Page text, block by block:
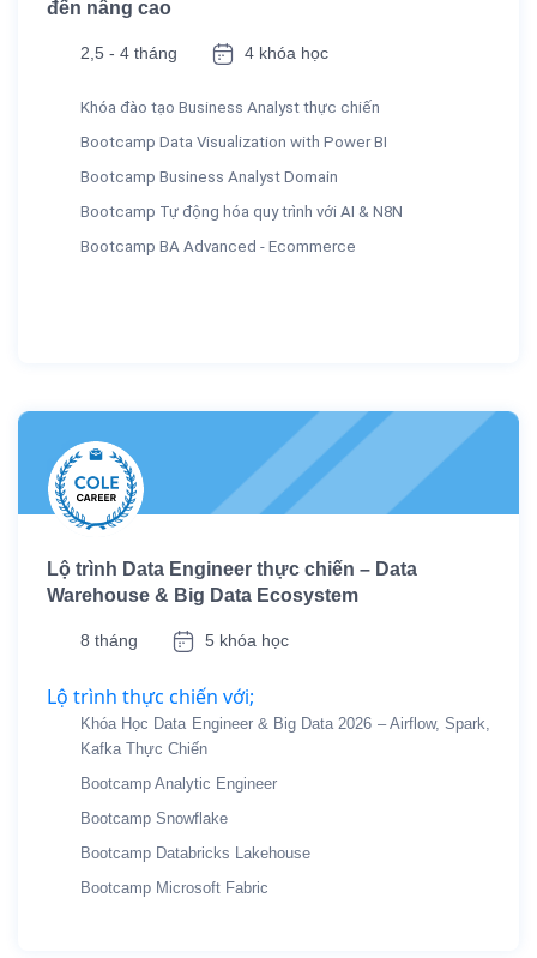
đến nâng cao
2,5 - 4 tháng 4 khóa học
Khóa đào tạo Business Analyst thực chiến
Bootcamp Data Visualization with Power BI
Bootcamp Business Analyst Domain
Bootcamp Tự động hóa quy trình với AI & N8N
Bootcamp BA Advanced - Ecommerce
Lộ trình Data Engineer thực chiến – Data
Warehouse & Big Data Ecosystem
8 tháng 5 khóa học
Lộ trình thực chiến với;
Khóa Học Data Engineer & Big Data 2026 – Airflow, Spark,
Kafka Thực Chiến
Bootcamp Analytic Engineer
Bootcamp Snowflake
Bootcamp Databricks Lakehouse
Bootcamp Microsoft Fabric